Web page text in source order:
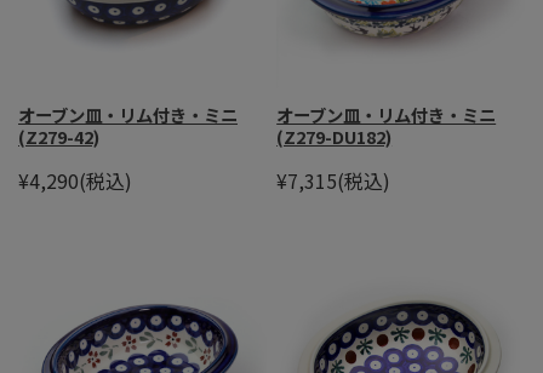
オーブン皿・リム付き・ミニ
(Z279-42)
¥4,290(税込)
オーブン皿・リム付き・ミニ
(Z279-DU182)
¥7,315(税込)